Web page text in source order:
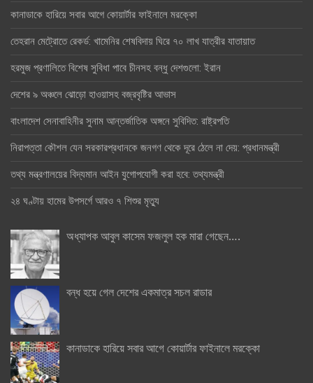
কানাডাকে হারিয়ে সবার আগে কোয়ার্টার ফাইনালে মরক্কো
তেহরান মেট্রোতে রেকর্ড: খামেনির শেষবিদায় ঘিরে ৭০ লাখ যাত্রীর যাতায়াত
হরমুজ প্রণালিতে বিশেষ সুবিধা পাবে চীনসহ বন্ধু দেশগুলো: ইরান
দেশের ৯ অঞ্চলে ঝোড়ো হাওয়াসহ বজ্রবৃষ্টির আভাস
বাংলাদেশ সেনাবাহিনীর সুনাম আন্তর্জাতিক অঙ্গনে সুবিদিত: রাষ্ট্রপতি
নিরাপত্তা কৌশল যেন সরকারপ্রধানকে জনগণ থেকে দূরে ঠেলে না দেয়: প্রধানমন্ত্রী
তথ্য মন্ত্রণালয়ের বিদ্যমান আইন যুগোপযোগী করা হবে: তথ্যমন্ত্রী
২৪ ঘণ্টায় হামের উপসর্গে আরও ৭ শিশুর মৃত্যু
অধ্যাপক আবুল কাসেম ফজলুল হক মারা গেছেন….
বন্ধ হয়ে গেল দেশের একমাত্র সচল রাডার
কানাডাকে হারিয়ে সবার আগে কোয়ার্টার ফাইনালে মরক্কো